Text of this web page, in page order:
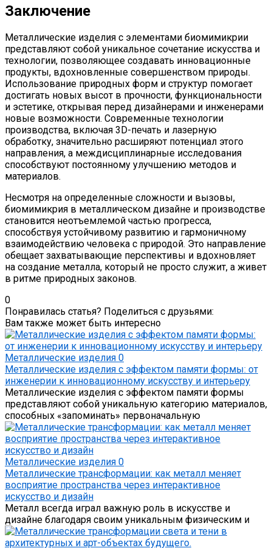
Заключение
Металлические изделия с элементами биомимикрии
представляют собой уникальное сочетание искусства и
технологии, позволяющее создавать инновационные
продукты, вдохновленные совершенством природы.
Использование природных форм и структур помогает
достигать новых высот в прочности, функциональности
и эстетике, открывая перед дизайнерами и инженерами
новые возможности. Современные технологии
производства, включая 3D-печать и лазерную
обработку, значительно расширяют потенциал этого
направления, а междисциплинарные исследования
способствуют постоянному улучшению методов и
материалов.
Несмотря на определенные сложности и вызовы,
биомимикрия в металлическом дизайне и производстве
становится неотъемлемой частью прогресса,
способствуя устойчивому развитию и гармоничному
взаимодействию человека с природой. Это направление
обещает захватывающие перспективы и вдохновляет
на создание металла, который не просто служит, а живет
в ритме природных законов.
0
Понравилась статья? Поделиться с друзьями:
Вам также может быть интересно
Металлические изделия 0
Металлические изделия с эффектом памяти формы: от
инженерии к инновационному искусству и интерьеру
Металлические изделия с эффектом памяти формы
представляют собой уникальную категорию материалов,
способных «запоминать» первоначальную
Металлические изделия 0
Металлические трансформации: как металл меняет
восприятие пространства через интерактивное
искусство и дизайн
Металл всегда играл важную роль в искусстве и
дизайне благодаря своим уникальным физическим и